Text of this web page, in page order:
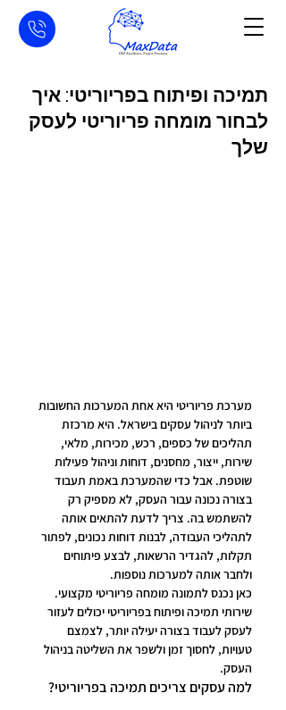
תמיכה ופיתוח בפריוריטי: איך
לבחור מומחה פריוריטי לעסק
שלך
מערכת פריוריטי היא אחת המערכות החשובות
ביותר לניהול עסקים בישראל. היא מרכזת
תהליכים של כספים, רכש, מכירות, מלאי,
שירות, ייצור, מחסנים, דוחות וניהול פעילות
שוטפת. אבל כדי שהמערכת באמת תעבוד
בצורה נכונה עבור העסק, לא מספיק רק
להשתמש בה. צריך לדעת להתאים אותה
לתהליכי העבודה, לבנות דוחות נכונים, לפתור
תקלות, להגדיר הרשאות, לבצע פיתוחים
ולחבר אותה למערכות נוספות.
כאן נכנס לתמונה מומחה פריוריטי מקצועי.
שירותי תמיכה ופיתוח בפריוריטי יכולים לעזור
לעסק לעבוד בצורה יעילה יותר, לצמצם
טעויות, לחסוך זמן ולשפר את השליטה בניהול
העסק.
למה עסקים צריכים תמיכה בפריוריטי?